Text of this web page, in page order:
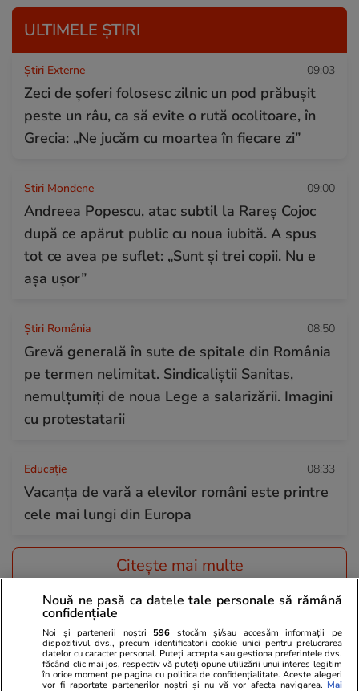
ULTIMELE ȘTIRI
Știri Externe 09:03
Zeci de șoferi folosesc zilnic un pod prăbușit
peste un râu, ca să evite o rută ocolitoare, în
Grecia: „Ne jucăm cu moartea în fiecare zi”
Stiri Mondene 09:00
Andreea Popescu, atac subtil la Rareș Cojoc
după ce apărut public cu noua iubită. A spus
tot ce avea pe suflet: „Sunt și trei copii. Nu e
așa ușor”
Știri România 08:50
Grevă generală în sute de spitale din România
pe termen nelimitat. Sindicaliştii Sanitas,
nemulţumiţi de noua Lege a salarizării. Imagini
cu protestatarii
Educație 08:33
Vacanța de vară a elevilor români este printre
cele mai lungi din Europa
Citește mai multe
TRENDING
Știri România 07:45
Val de caniculă în România, temperaturile vor
Nouă ne pasă ca datele tale personale să rămână
confidențiale
Noi și partenerii noștri 596 stocăm și/sau accesăm informații pe
dispozitivul dvs., precum identificatorii cookie unici pentru prelucrarea
datelor cu caracter personal. Puteți accepta sau gestiona preferințele dvs.
făcând clic mai jos, respectiv vă puteți opune utilizării unui interes legitim
în orice moment pe pagina cu politica de confidențialitate. Aceste alegeri
vor fi raportate partenerilor noștri și nu vă vor afecta navigarea. Mai